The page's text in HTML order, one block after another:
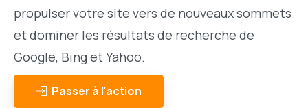
propulser votre site vers de nouveaux sommets
et dominer les résultats de recherche de
Google, Bing et Yahoo.
Passer à l'action